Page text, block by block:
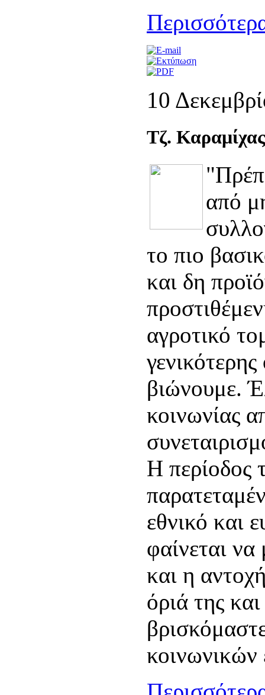
10
Τζ.
από
το πιο
και δη
αγροτικό
βιώνουμε.
κοινωνίας
Η περίοδος
εθνικό και
φαίνεται
και η
όριά της